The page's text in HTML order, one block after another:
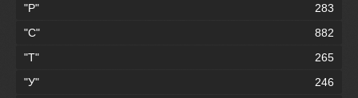
"Р"
283
"С"
882
"Т"
265
"У"
246